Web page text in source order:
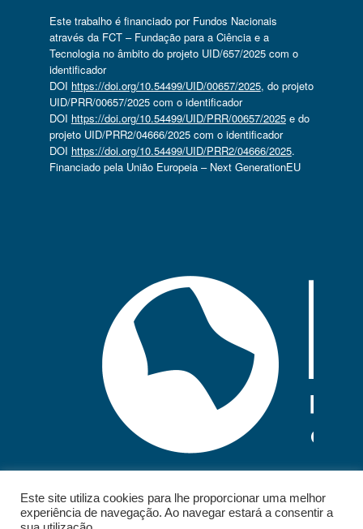
Este trabalho é financiado por Fundos Nacionais
através da FCT – Fundação para a Ciência e a
Tecnologia no âmbito do projeto UID/657/2025 com o
identificador
DOI https://doi.org/10.54499/UID/00657/2025, do projeto
UID/PRR/00657/2025 com o identificador
DOI https://doi.org/10.54499/UID/PRR/00657/2025e do
projeto UID/PRR2/04666/2025 com o identificador
DOI https://doi.org/10.54499/UID/PRR2/04666/2025.
Financiado pela União Europeia – Next GenerationEU
Este site utiliza cookies para lhe proporcionar uma melhor
experiência de navegação. Ao navegar estará a consentir a